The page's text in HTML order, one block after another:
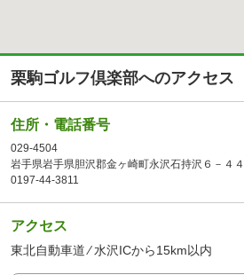
栗駒ゴルフ倶楽部へのアクセス
住所・電話番号
029-4504
岩手県岩手県胆沢郡金ヶ崎町永沢石持沢６－４４
0197-44-3811
アクセス
東北自動車道 ⁄ 水沢ICから15km以内